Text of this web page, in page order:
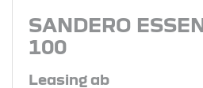
SANDERO
100
Leasing ab